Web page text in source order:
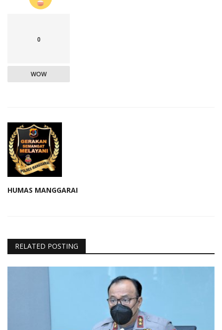
0
WOW
HUMAS MANGGARAI
RELATED POSTING